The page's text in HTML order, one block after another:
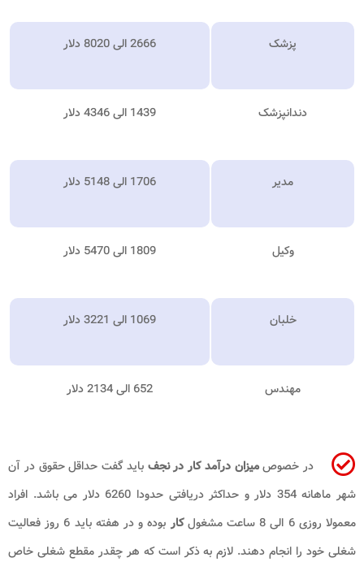
پزشک 2666 الی 8020 دلار
دندانپزشک 1439 الی 4346 دلار
مدیر 1706 الی 5148 دلار
وکیل 1809 الی 5470 دلار
خلبان 1069 الی 3221 دلار
مهندس 652 الی 2134 دلار
در خصوصمیزان درآمد کار در نجف باید گفت حداقل حقوق در آن
شهر ماهانه 354 دلار و حداکثر دریافتی حدودا 6260 دلار می باشد. افراد
معمولا روزی 6 الی 8 ساعت مشغول
کار
بوده و در هفته باید 6 روز فعالیت
شغلی خود را انجام دهند. لازم به ذکر است که هر چقدر مقطع شغلی خاص